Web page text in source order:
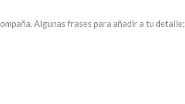
Algunas frases para añadir a tu detalle: